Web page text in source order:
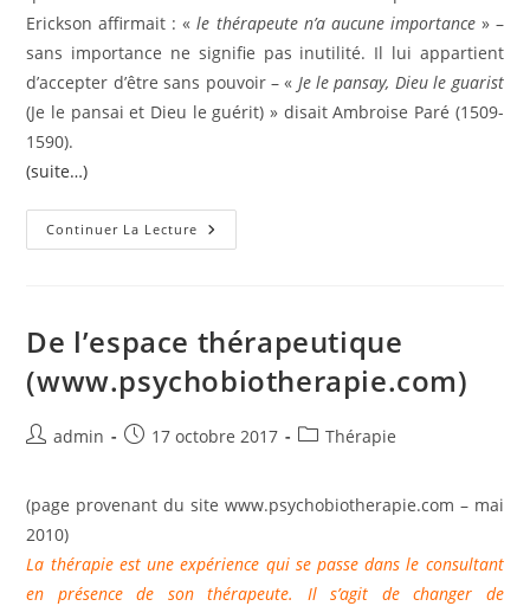
Erickson affirmait : «le thérapeute n’a aucune importance» –
sans importance ne signifie pas inutilité. Il lui appartient
d’accepter d’être sans pouvoir – « Je le pansay, Dieu le guarist
(Je le pansai et Dieu le guérit) » disait Ambroise Paré (1509-
1590).
(suite…)
Continuer La Lecture La
Thérapie,
De l’espace thérapeutique
(www.psychobiotherapie.com)
Auteur/autrice
publication :
admin
Publication
17 octobre 2017
PostThérapie
(page provenant du site www.psychobiotherapie.com – mai
2010)
La thérapie est une expérience qui se passe dans le consultant
en présence de son thérapeute. Il s’agit de changer de